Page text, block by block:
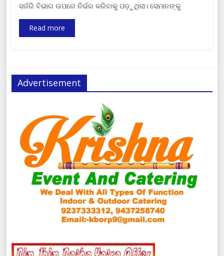
ସର୍ଜରି ବିଭାଗ ଉପରେ ନିର୍ଭର କରିବାକୁ ପଡ଼ୁଥିଲା। ସେମାନଙ୍କୁ
Read more
Advertisement